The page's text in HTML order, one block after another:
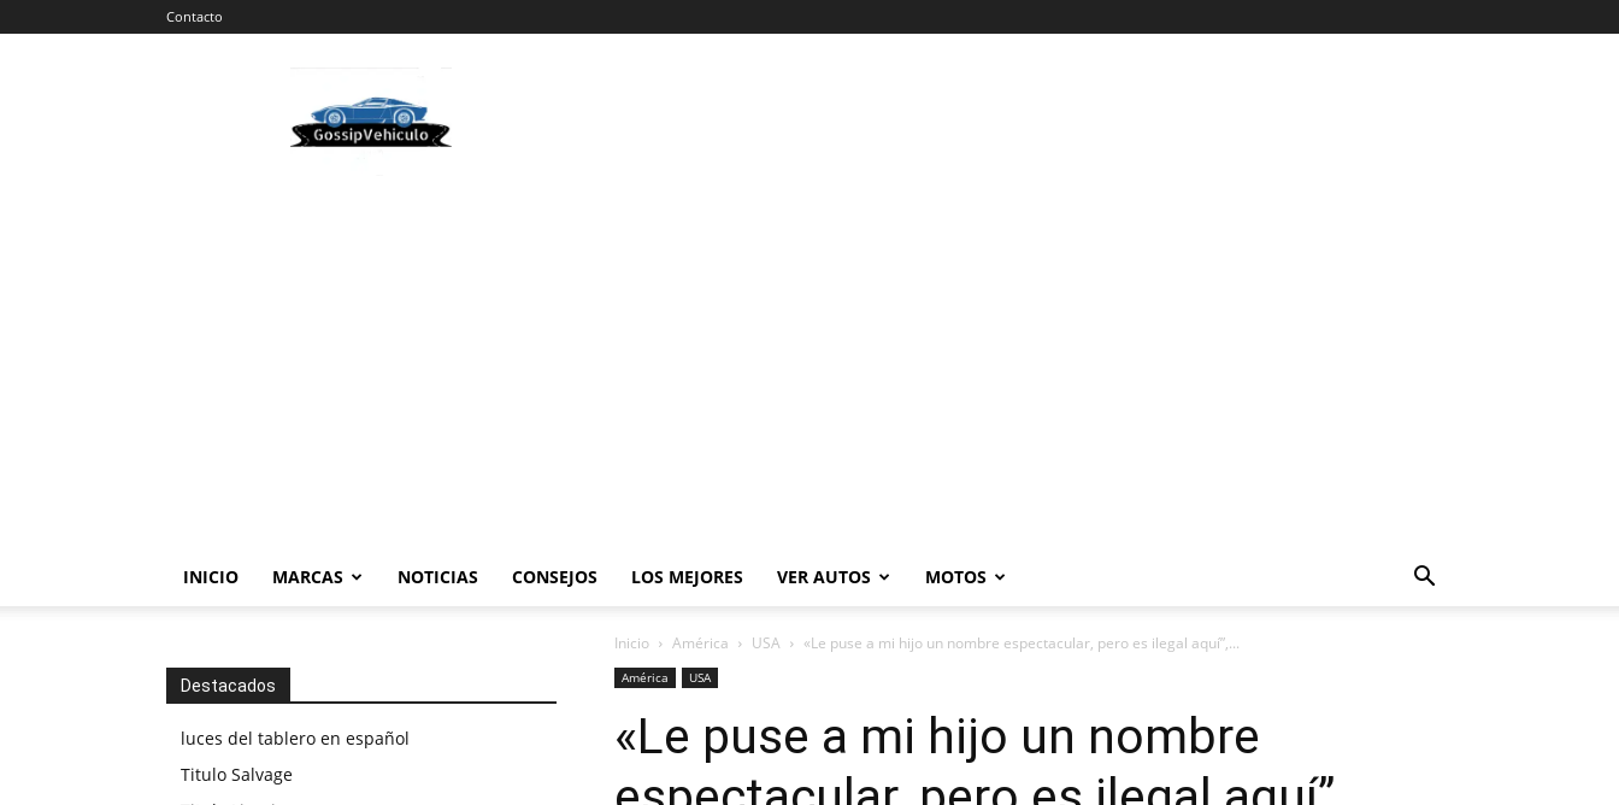
Contacto
Vehiculos
INICIO MARCAS NOTICIAS CONSEJOS LOS MEJORES VER AUTOS MOTOS
Inicio América USA «Le puse a mi hijo un nombre espectacular, pero es ilegal aquí”,...
América USA
«Le puse a mi hijo un nombre
Destacados
luces del tablero en español
Titulo Salvage